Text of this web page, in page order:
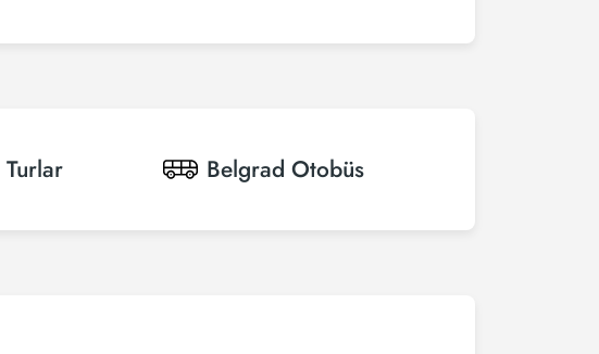
Turlar Belgrad Otobüs